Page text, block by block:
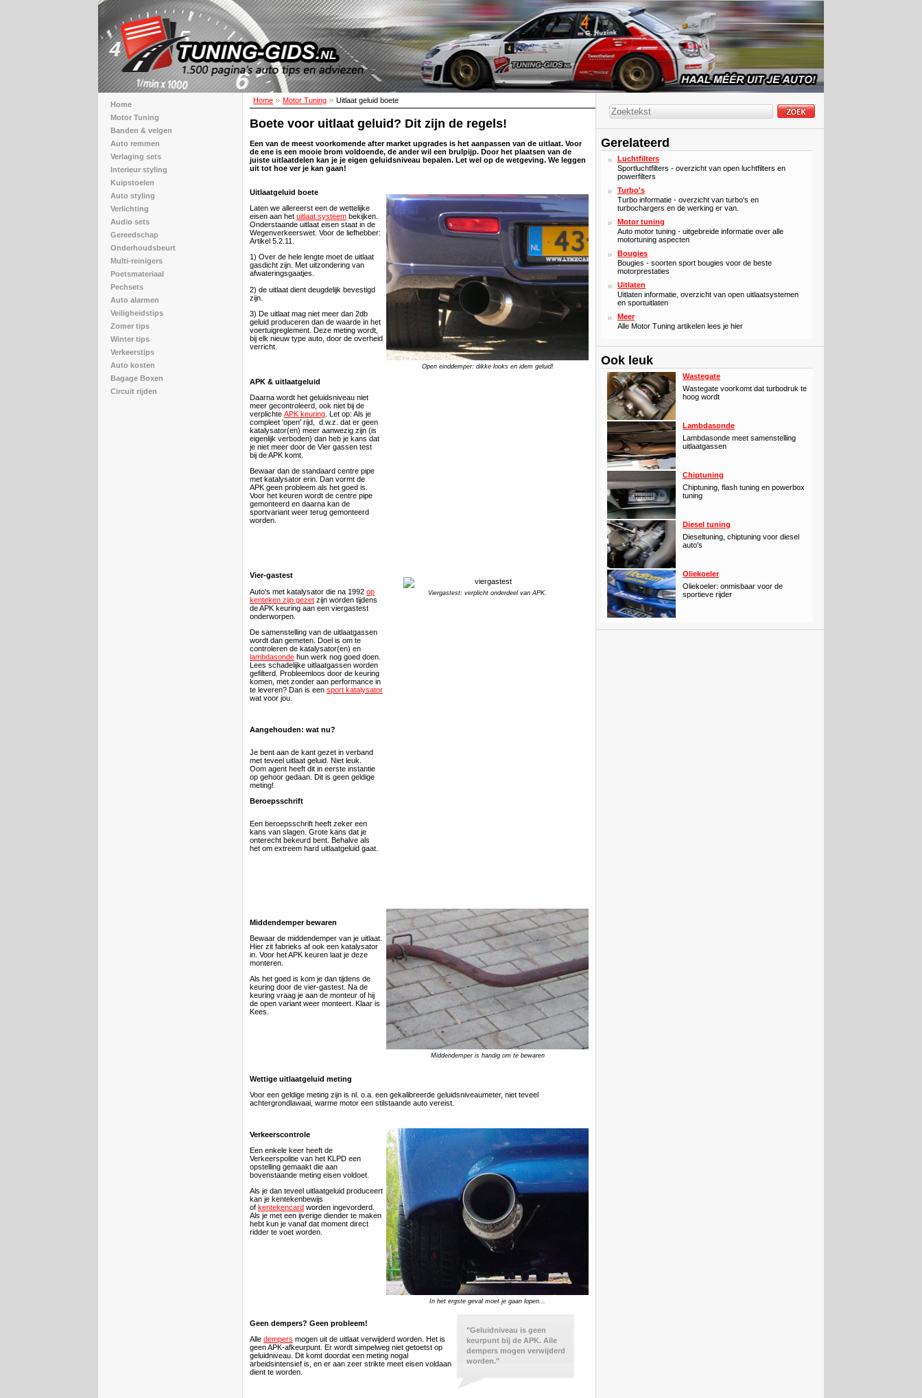
Home Motor Tuning Uitlaat geluid boete
Boete voor uitlaat geluid? Dit zijn de regels!
Een van de meest voorkomende after market upgrades is het aanpassen van de uitlaat. Voor
de ene is een mooie brom voldoende, de ander wil een brulpijp. Door het plaatsen van de
juiste uitlaatdelen kan je je eigen geluidsniveau bepalen. Let wel op de wetgeving. We leggen
uit tot hoe ver je kan gaan!
Uitlaatgeluid boete
Laten we allereerst een de wettelijke
eisen aan het uitlaat systeem bekijken.
Onderstaande uitlaat eisen staat in de
Wegenverkeerswet. Voor de liefhebber:
Artikel 5.2.11.
1) Over de hele lengte moet de uitlaat
gasdicht zijn. Met uitzondering van
afwateringsgaatjes.
2) de uitlaat dient deugdelijk bevestigd
zijn.
3) De uitlaat mag niet meer dan 2db
geluid produceren dan de waarde in het
voertuigreglement. Deze meting wordt,
bij elk nieuw type auto, door de overheid
verricht.
Open einddemper: dikke looks en idem geluid!
APK & uitlaatgeluid
Daarna wordt het geluidsniveau niet
meer gecontroleerd, ook niet bij de
verplichte APK keuring . Let op: Als je
compleet 'open' rijd, d.w.z. dat er geen
katalysator(en) meer aanwezig zijn (is
eigenlijk verboden) dan heb je kans dat
je niet meer door de Vier gassen test
bij de APK komt.
Bewaar dan de standaard centre pipe
met katalysator erin. Dan vormt de
APK geen probleem als het goed is.
Voor het keuren wordt de centre pipe
gemonteerd en daarna kan de
sportvariant weer terug gemonteerd
worden.
Vier-gastest
Auto's met katalysator die na 1992 op
kenteken zijn gezet zijn worden tijdens
de APK keuring aan een viergastest
onderworpen.
De samenstelling van de uitlaatgassen
wordt dan gemeten. Doel is om te
controleren de katalysator(en) en
lambdasonde hun werk nog goed doen.
Lees schadelijke uitlaatgassen worden
gefilterd. Probleemloos door de keuring
komen, met zonder aan performance in
te leveren? Dan is een sport katalysator
wat voor jou.
Viergastest: verplicht onderdeel van APK.
Aangehouden: wat nu?
Je bent aan de kant gezet in verband
met teveel uitlaat geluid. Niet leuk.
Oom agent heeft dit in eerste instantie
op gehoor gedaan. Dit is geen geldige
meting!
Beroepsschrift
Een beroepsschrift heeft zeker een
kans van slagen. Grote kans dat je
onterecht bekeurd bent. Behalve als
het om extreem hard uitlaatgeluid gaat.
Middendemper bewaren
Bewaar de middendemper van je uitlaat.
Hier zit fabrieks af ook een katalysator
in. Voor het APK keuren laat je deze
monteren.
Als het goed is kom je dan tijdens de
keuring door de vier-gastest. Na de
keuring vraag je aan de monteur of hij
de open variant weer monteert. Klaar is
Kees.
Middendemper is handig om te bewaren
Wettige uitlaatgeluid meting
Voor een geldige meting zijn is nl. o.a. een gekalibreerde geluidsniveaumeter, niet teveel
achtergrondlawaai, warme motor een stilstaande auto vereist.
Verkeerscontrole
Een enkele keer heeft de
Verkeerspolitie van het KLPD een
opstelling gemaakt die aan
bovenstaande meting eisen voldoet.
Als je dan teveel uitlaatgeluid produceert
kan je kentekenbewijs
of kentekencard worden ingevorderd.
Als je met een ijverige diender te maken
hebt kun je vanaf dat moment direct
ridder te voet worden.
In het ergste geval moet je gaan lopen...
Geen dempers? Geen probleem!
Alle dempers mogen uit de uitlaat verwijderd worden. Het is
geen APK-afkeurpunt. Er wordt simpelweg niet getoetst op
geluidniveau. Dit komt doordat een meting nogal
arbeidsintensief is, en er aan zeer strikte meet eisen voldaan
dient te worden.
"Geluidniveau is geen
keurpunt bij de APK. Alle
dempers mogen verwijderd
worden."
Home
Motor Tuning
Banden & velgen
Auto remmen
Verlaging sets
Interieur styling
Kuipstoelen
Auto styling
Verlichting
Audio sets
Gereedschap
Onderhoudsbeurt
Multi-reinigers
Poetsmateriaal
Pechsets
Auto alarmen
Veiligheidstips
Zomer tips
Winter tips
Verkeerstips
Auto kosten
Bagage Boxen
Circuit rijden
Gerelateerd
Luchtfilters
Sportluchtfilters - overzicht van open luchtfilters en
powerfilters
Turbo's
Turbo informatie - overzicht van turbo's en
turbochargers en de werking er van.
Motor tuning
Auto motor tuning - uitgebreide informatie over alle
motortuning aspecten
Bougies
Bougies - soorten sport bougies voor de beste
motorprestaties
Uitlaten
Uitlaten informatie, overzicht van open uitlaatsystemen
en sportuitlaten
Meer
Alle Motor Tuning artikelen lees je hier
Ook leuk
Wastegate
Wastegate voorkomt dat turbodruk te
hoog wordt
Lambdasonde
Lambdasonde meet samenstelling
uitlaatgassen
Chiptuning
Chiptuning, flash tuning en powerbox
tuning
Diesel tuning
Dieseltuning, chiptuning voor diesel
auto's
Oliekoeler
Oliekoeler: onmisbaar voor de
sportieve rijder